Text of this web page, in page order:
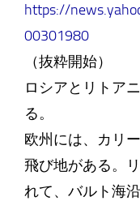
https://
00301980
（抜粋開始）
ロシアとリトア
る。
欧州には、カリ
飛び地がある。
れて、バルト海